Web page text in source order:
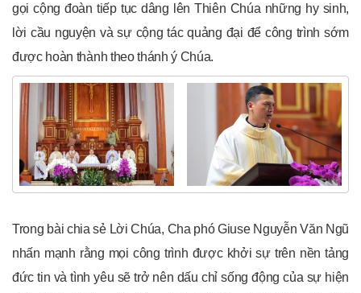
gọi cộng đoàn tiếp tục dâng lên Thiên Chúa những hy sinh,
lời cầu nguyện và sự cộng tác quảng đại để công trình sớm
được hoàn thành theo thánh ý Chúa.
Trong bài chia sẻ Lời Chúa, Cha phó Giuse Nguyễn Văn Ngũ
nhấn mạnh rằng mọi công trình được khởi sự trên nền tảng
đức tin và tình yêu sẽ trở nên dấu chỉ sống động của sự hiện